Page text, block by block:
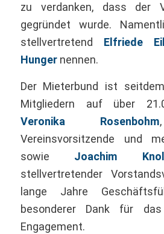
zu verdanken, dass der
gegründet wurde.
stellvertretend Elfriede
Hungernennen.
Der Mieterbund ist
Mitgliedern auf über
Veronika Rosenbohm
Vereinsvorsitzende und
sowie Joachim
stellvertretender
lange Jahre
besonderer Dank für das
Engagement.